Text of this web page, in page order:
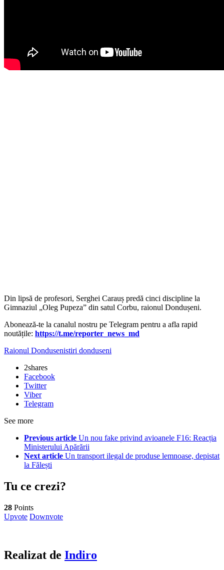
Din lipsă de profesori, Serghei Carauș predă cinci discipline la
Gimnaziul „Oleg Pupeza” din satul Corbu, raionul Dondușeni.
Abonează-te la canalul nostru pe Telegram pentru a afla rapid
noutățile: https://t.me/reporter_news_md
Raionul Dondusenistiri donduseni
2shares
Facebook
Twitter
Viber
Telegram
See more
Previous article Un nou fake privind avioanele F16: Reacția
Ministerului Apărării
Next article Un transport ilegal de produse lemnoase, depistat
la Fălești
Tu ce crezi?
28 Points
Upvote Downvote
Realizat de Indiro